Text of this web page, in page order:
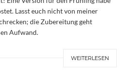
Lasst euch nicht von meiner
die Zubereitung geht
Aufwand.
WEITERLESEN